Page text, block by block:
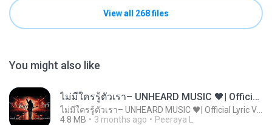
View all 268 files
You might also like
ไม่มีใครรู้ตัวเรา– UNHEARD MUSIC 🖤| Official Lyric Video | เพลงสู้ชีวิต
4.8 MB
3 months ago Peeraya L.